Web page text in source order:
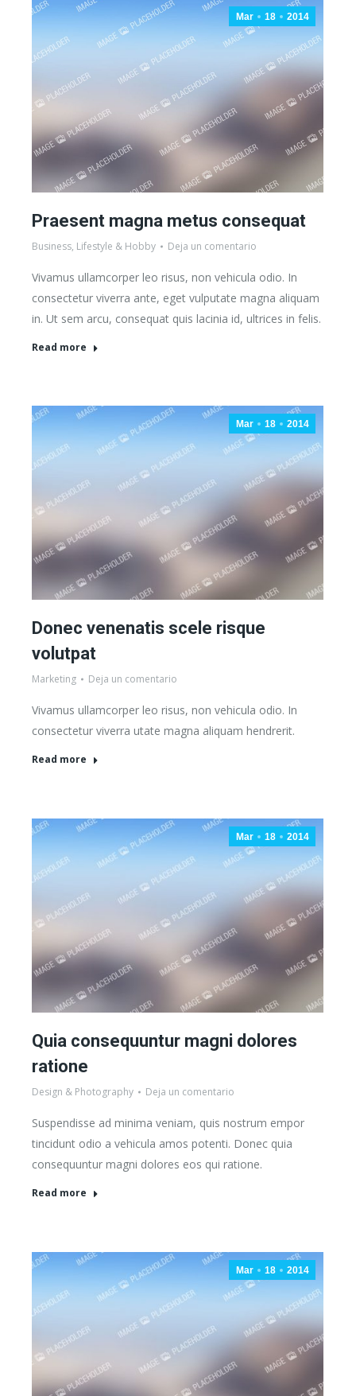
Mar 18 2014
Praesent magna metus consequat
Business, Lifestyle & Hobby Deja un comentario
Vivamus ullamcorper leo risus, non vehicula odio. In
consectetur viverra ante, eget vulputate magna aliquam
in. Ut sem arcu, consequat quis lacinia id, ultrices in felis.
Read more
Mar 18 2014
Donec venenatis scele risque
volutpat
Marketing Deja un comentario
Vivamus ullamcorper leo risus, non vehicula odio. In
consectetur viverra utate magna aliquam hendrerit.
Read more
Mar 18 2014
Quia consequuntur magni dolores
ratione
Design & Photography Deja un comentario
Suspendisse ad minima veniam, quis nostrum empor
tincidunt odio a vehicula amos potenti. Donec quia
consequuntur magni dolores eos qui ratione.
Read more
Mar 18 2014